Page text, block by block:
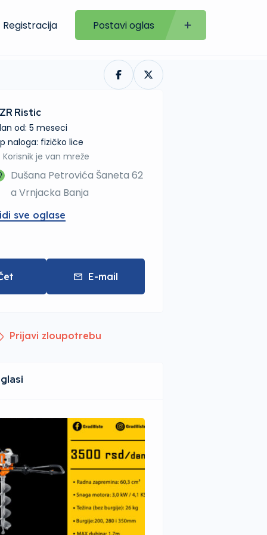
Registracija Postavi oglas
Ristic
od: 5 meseci
naloga: fizičko lice
Korisnik je van mreže
Dušana Petrovića Šaneta 62
a Vrnjacka Banja
sve oglase
E-mail
Prijavi zloupotrebu